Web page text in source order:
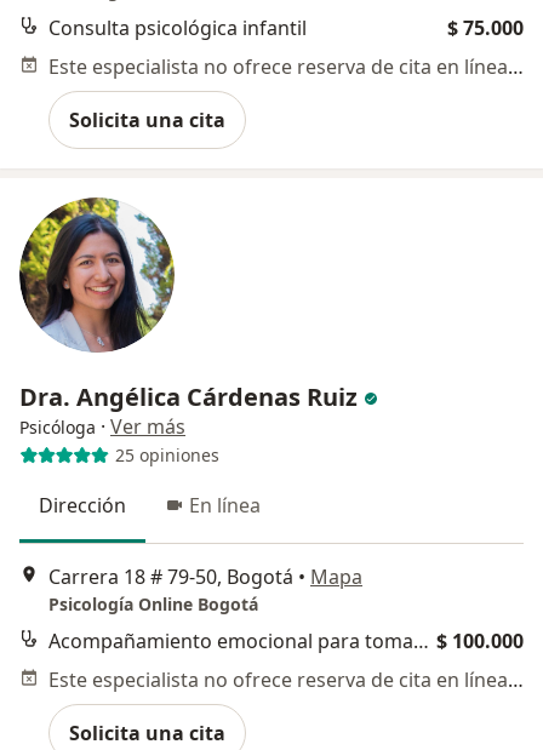
Consulta psicológica infantil
$ 75.000
Este especialista no ofrece reserva de cita en línea en esta dirección.
Solicita una cita
Dra. Angélica Cárdenas Ruiz
Psicóloga · Ver más
25 opiniones
Dirección En línea
Carrera 18 # 79-50, Bogotá • Mapa
Psicología Online Bogotá
Acompañamiento emocional para tomar decisiones $ 100.000
Este especialista no ofrece reserva de cita en línea en esta dirección.
Solicita una cita